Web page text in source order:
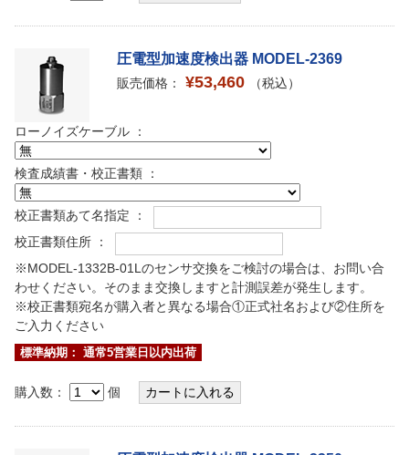
圧電型加速度検出器 MODEL-2369
販売価格： ¥53,460 （税込）
ローノイズケーブル ：
検査成績書・校正書類 ：
校正書類あて名指定 ：
校正書類住所 ：
※MODEL-1332B-01Lのセンサ交換をご検討の場合は、お問い合
わせください。そのまま交換しますと計測誤差が発生します。
※校正書類宛名が購入者と異なる場合①正式社名および②住所を
ご入力ください
標準納期： 通常5営業日以内出荷
購入数： 個